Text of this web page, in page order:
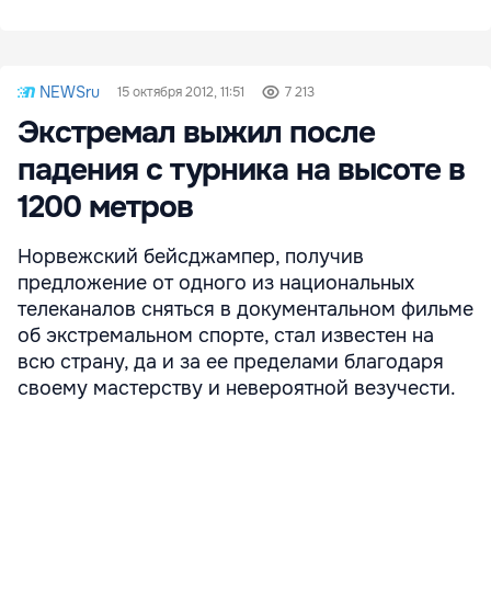
NEWSru 15 октября 2012, 11:51 7 213
Экстремал выжил после
падения с турника на высоте в
1200 метров
Норвежский бейсджампер, получив
предложение от одного из национальных
телеканалов сняться в документальном фильме
об экстремальном спорте, стал известен на
всю страну, да и за ее пределами благодаря
своему мастерству и невероятной везучести.